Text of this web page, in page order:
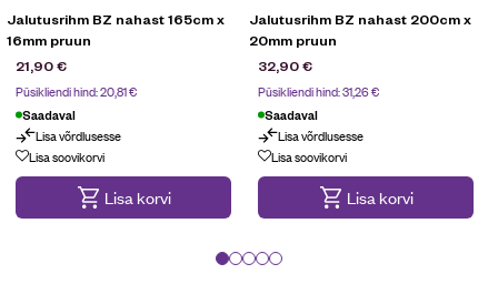
Jalutusrihm BZ nahast 165cm x
16mm pruun
21,90€
Püsikliendi hind:20,81€
Saadaval
Lisa võrdlusesse
Lisa soovikorvi
Lisa korvi
Jalutusrihm BZ nahast 200cm x
20mm pruun
32,90€
Püsikliendi hind:31,26€
Saadaval
Lisa võrdlusesse
Lisa soovikorvi
Lisa korvi